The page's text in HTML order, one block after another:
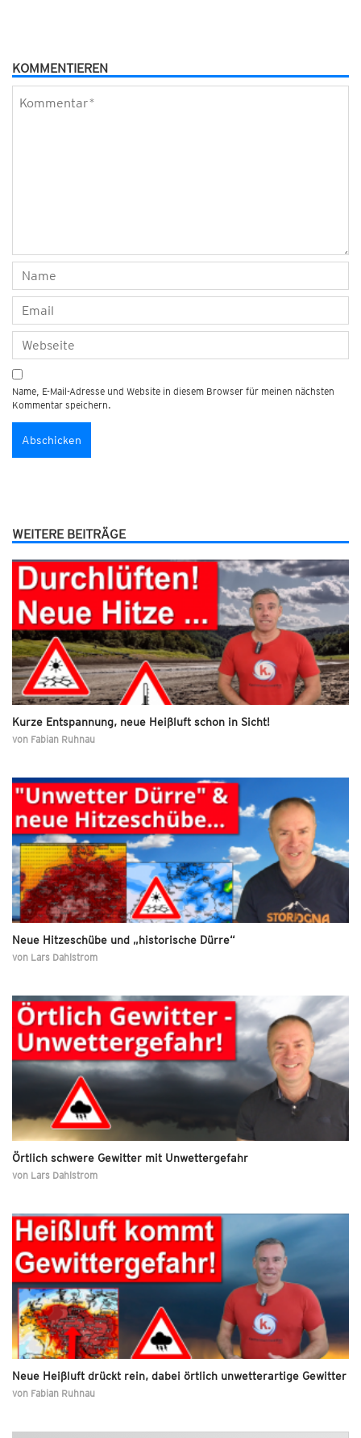
KOMMENTIEREN
Name, E-Mail-Adresse und Website in diesem Browser für meinen nächsten
Kommentar speichern.
WEITERE BEITRÄGE
Kurze Entspannung, neue Heißluft schon in Sicht!
von Fabian Ruhnau
Neue Hitzeschübe und „historische Dürre“
von Lars Dahlstrom
Örtlich schwere Gewitter mit Unwettergefahr
von Lars Dahlstrom
Neue Heißluft drückt rein, dabei örtlich unwetterartige Gewitter
von Fabian Ruhnau